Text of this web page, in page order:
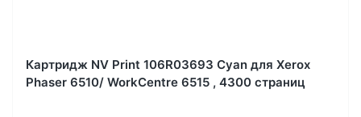
Картридж NV Print 106R03693 Cyan для Xerox
Phaser 6510/ WorkCentre 6515 , 4300 страниц